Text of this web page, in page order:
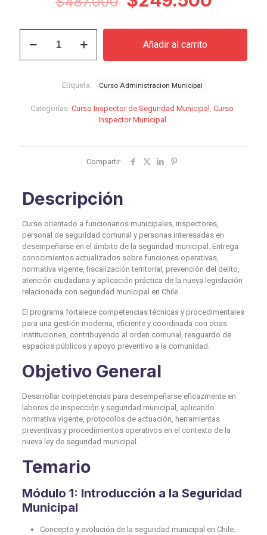
original
era:
actual
Inspector
Añadir al carrito
Categorías: Curso Inspector de Seguridad Municipal
Curso
Inspector Municipal
Etiqueta: Curso Administracion Municipal
Compartir
Descripción
Curso orientado a funcionarios municipales, inspectores,
personal de seguridad comunal y personas interesadas en
desempeñarse en el ámbito de la seguridad municipal. Entrega
conocimientos actualizados sobre funciones operativas,
normativa vigente, fiscalización territorial, prevención del delito,
atención ciudadana y aplicación práctica de la nueva legislación
relacionada con seguridad municipal en Chile.
El programa fortalece competencias técnicas y procedimentales
para una gestión moderna, eficiente y coordinada con otras
instituciones, contribuyendo al orden comunal, resguardo de
espacios públicos y apoyo preventivo a la comunidad.
Objetivo General
Desarrollar competencias para desempeñarse eficazmente en
labores de inspección y seguridad municipal, aplicando
normativa vigente, protocolos de actuación, herramientas
preventivas y procedimientos operativos en el contexto de la
nueva ley de seguridad municipal.
Temario
Módulo 1: Introducción a la Seguridad
Municipal
Concepto y evolución de la seguridad municipal en Chile.